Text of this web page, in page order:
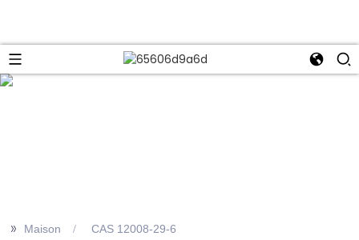
>> Maison CAS 12008-29-6